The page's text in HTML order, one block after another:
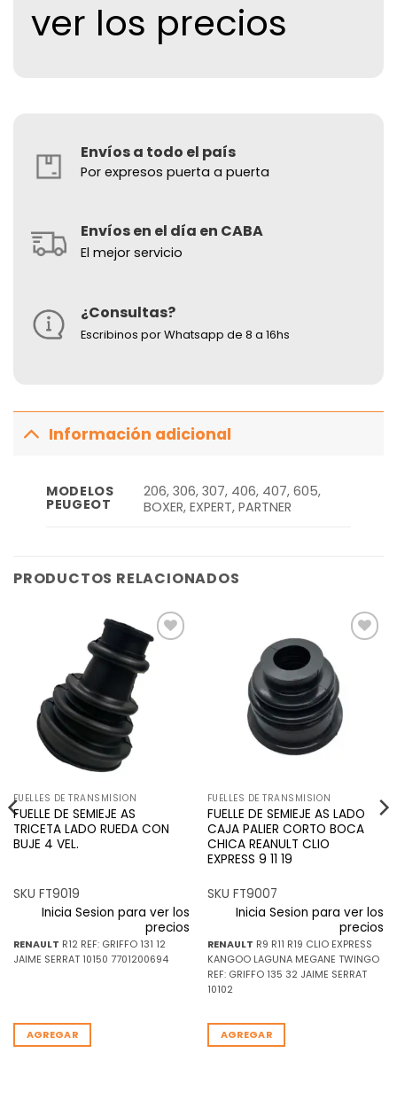
ver los precios
Envíos a todo el país
Por expresos puerta a puerta
Envíos en el día en CABA
El mejor servicio
¿Consultas?
Escribinos por Whatsapp de 8 a 16hs
Información adicional
MODELOS
PEUGEOT
206, 306, 307, 406, 407, 605,
BOXER, EXPERT, PARTNER
PRODUCTOS RELACIONADOS
Añadir
lista de
FUELLES DE TRANSMISION
FUELLE DE SEMIEJE AS
TRICETA LADO RUEDA CON
BUJE 4 VEL.
SKU FT9019
Inicia Sesion para ver los
precios
RENAULT R12 REF: GRIFFO 131 12
JAIME SERRAT 10150 7701200694
AGREGAR
lista de
deseos
FUELLES DE TRANSMISION
FUELLE DE SEMIEJE AS LADO
CAJA PALIER CORTO BOCA
CHICA REANULT CLIO
EXPRESS 9 11 19
SKU FT9007
Inicia Sesion para ver los
precios
RENAULT R9 R11 R19 CLIO EXPRESS
KANGOO LAGUNA MEGANE TWINGO
REF: GRIFFO 135 32 JAIME SERRAT
10102
AGREGAR